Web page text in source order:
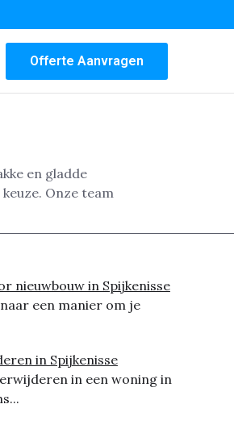
Offerte Aanvragen
en gladde
Onze team
nieuwbouw in Spijkenisse
een manier om je
in Spijkenisse
in een woning in